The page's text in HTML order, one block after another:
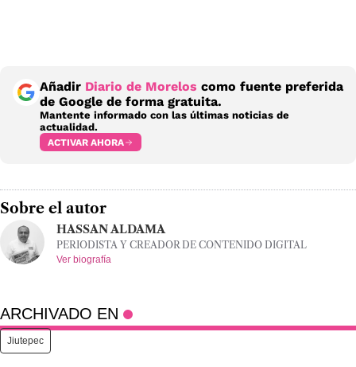
Añadir Diario de Morelos como fuente preferida
de Google de forma gratuita.
Mantente informado con las últimas noticias de
actualidad.
ACTIVAR AHORA
Sobre el autor
HASSAN ALDAMA
PERIODISTA Y CREADOR DE CONTENIDO DIGITAL
Ver biografía
ARCHIVADO EN
Jiutepec